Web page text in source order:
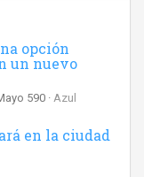
opción
un nuevo
590 Azul
en la ciudad